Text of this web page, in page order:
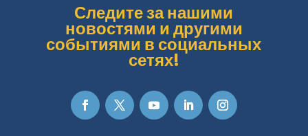
Следите за нашими
новостями и другими
событиями в социальных
сетях!